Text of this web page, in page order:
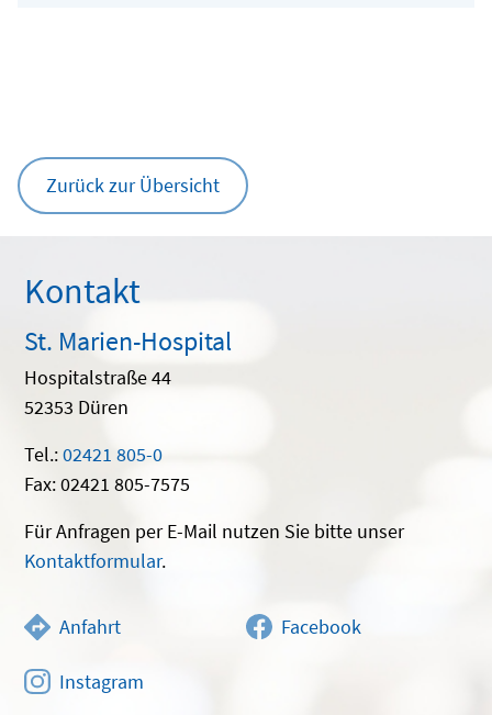
Zurück zur Übersicht
Kontakt
St. Marien-Hospital
Hospitalstraße 44
52353 Düren
Tel.:02421 805-0
Fax: 02421 805-7575
Für Anfragen per E-Mail nutzen Sie bitte unser
Kontaktformular.
Anfahrt Facebook
Instagram